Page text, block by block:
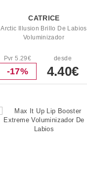
CATRICE
Arctic Illusion Brillo De Labios
Voluminizador
Pvr 5.29€
-17%
desde
4.40€